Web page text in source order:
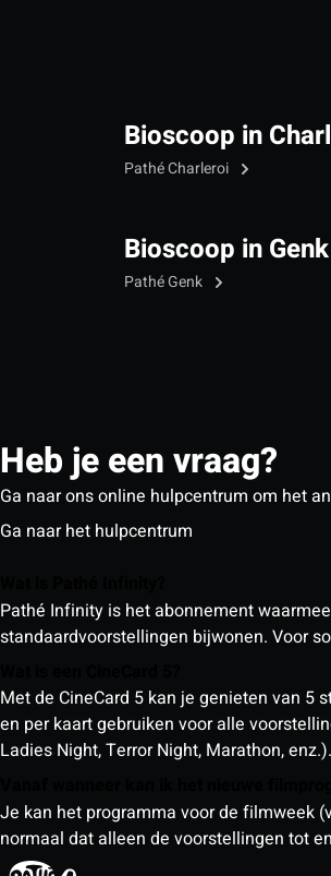
Bioscoop in
Pathé Charleroi
Bioscoop in Genk
Pathé Genk
Heb je een vraag?
Ga naar ons online hulpcentrum om het
Ga naar het hulpcentrum
Pathé Infinity is het abonnement
standaardvoorstellingen bijwonen. Voor
Met de CineCard 5 kan je genieten van 5
en per kaart gebruiken voor alle
Ladies Night, Terror Night, Marathon, enz.).
Je kan het programma voor de filmweek
normaal dat alleen de voorstellingen tot